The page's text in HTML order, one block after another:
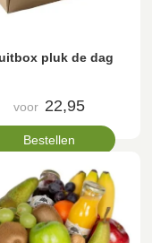
pluk de dag
voor 22,95
Bestellen